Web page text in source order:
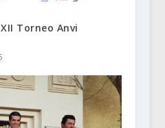
Torneo Anvi